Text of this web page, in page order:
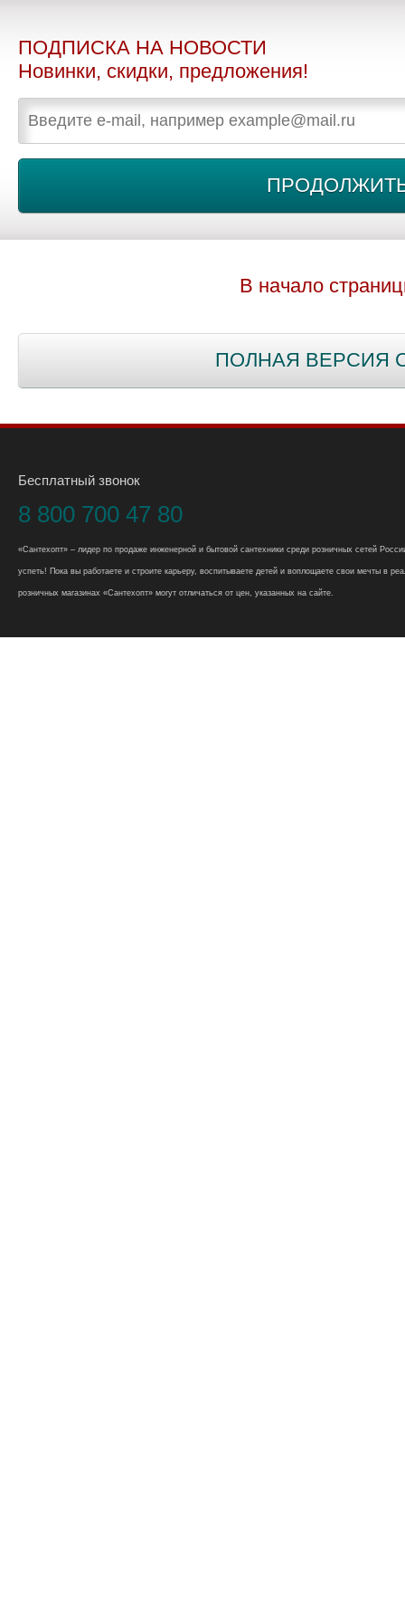
ПОДПИСКА НА НОВОСТИ
Новинки, скидки, предложения!
В начало
ПОЛНАЯ ВЕРСИЯ
Бесплатный звонок
8 800 700 47 80
«Сантехопт» – лидер по продаже инженерной и бытовой сантехники среди розничных сетей
успеть! Пока вы работаете и строите карьеру, воспитываете детей и воплощаете свои мечты в
розничных магазинах «Сантехопт» могут отличаться от цен, указанных на сайте.